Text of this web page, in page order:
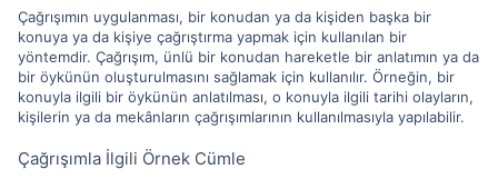
Çağrışımın uygulanması, bir konudan ya da kişiden başka bir
konuya ya da kişiye çağrıştırma yapmak için kullanılan bir
yöntemdir. Çağrışım, ünlü bir konudan hareketle bir anlatımın ya da
bir öykünün oluşturulmasını sağlamak için kullanılır. Örneğin, bir
konuyla ilgili bir öykünün anlatılması, o konuyla ilgili tarihi olayların,
kişilerin ya da mekânların çağrışımlarının kullanılmasıyla yapılabilir.
Çağrışımla İlgili Örnek Cümle